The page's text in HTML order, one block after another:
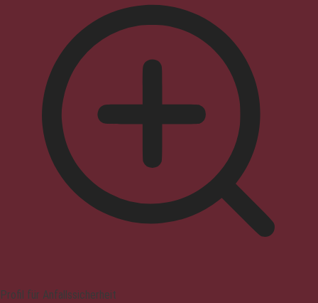
Profil für Anfallssicherheit